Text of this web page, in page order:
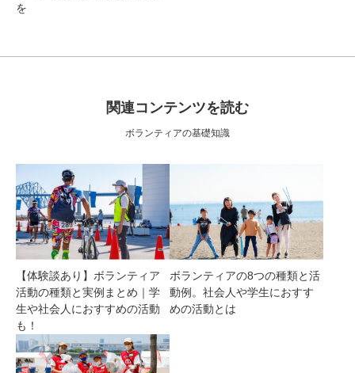
を
関連コンテンツを読む
ボランティアの基礎知識
【体験談あり】ボランティア
活動の種類と実例まとめ｜学
生や社会人におすすめの活動
も！
ボランティアの8つの種類と活
動例。社会人や学生におすす
めの活動とは